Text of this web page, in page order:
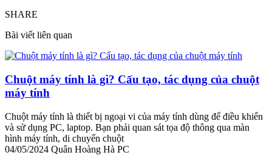
SHARE
Bài viết liên quan
Chuột máy tính là gì? Cấu tạo, tác dụng của chuột
máy tính
Chuột máy tính là thiết bị ngoại vi của máy tính dùng để điều khiển
và sử dụng PC, laptop. Bạn phải quan sát tọa độ thông qua màn
hình máy tính, di chuyển chuột
04/05/2024 Quân Hoàng Hà PC